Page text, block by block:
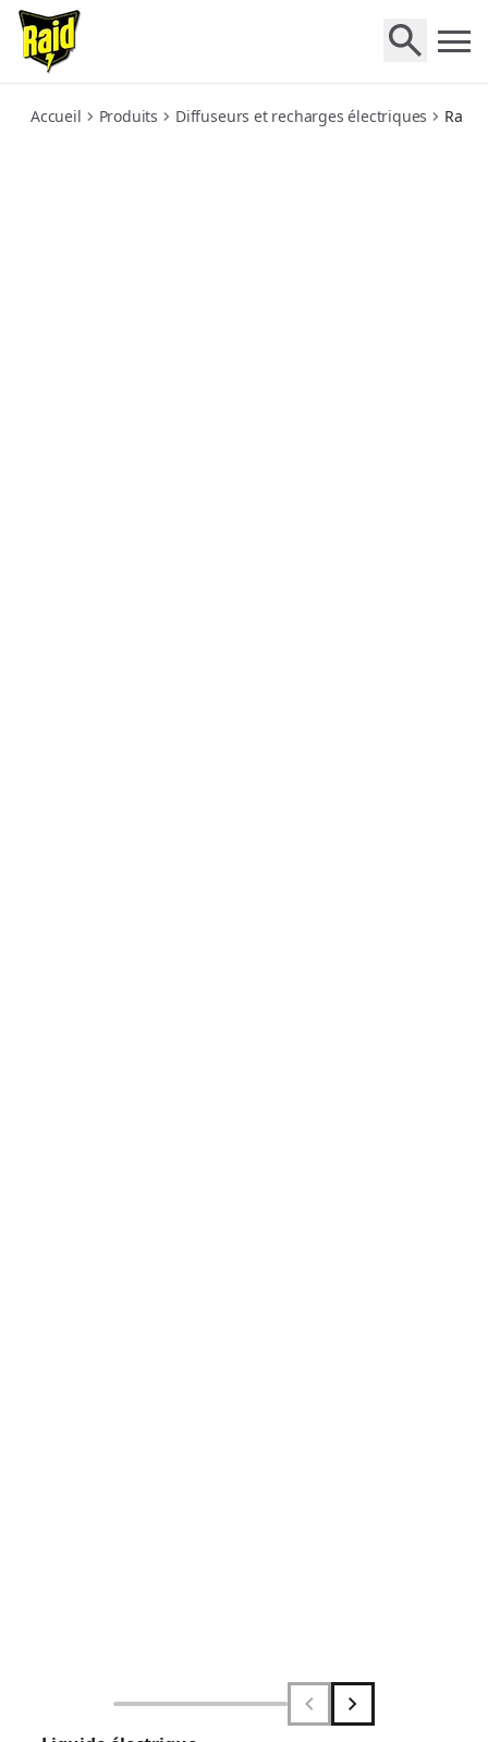
family-recharge-electrique-liquide-45-nuits
Accueil Produits Diffuseurs et recharges électriques